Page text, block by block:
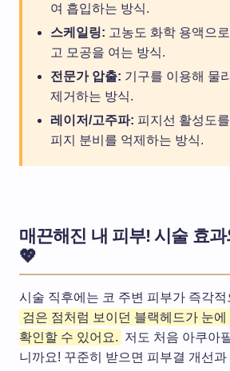
여 흡입하는 방식.
스케일링: 고농도 화학 용액으
고 모공을 여는 방식.
전문가 압출: 기구를 이용해 물
제거하는 방식.
레이저/고주파: 피지선 활성도
피지 분비를 억제하는 방식.
매끈해진 내 피부! 시술 효
💖
시술 직후에는 코 주변 피부가 즉각
검은 점처럼 보이던 블랙헤드가 눈
확인할 수 있어요. 저도 처음 아쿠아
니까요! 꾸준히 받으면 피부결 개선